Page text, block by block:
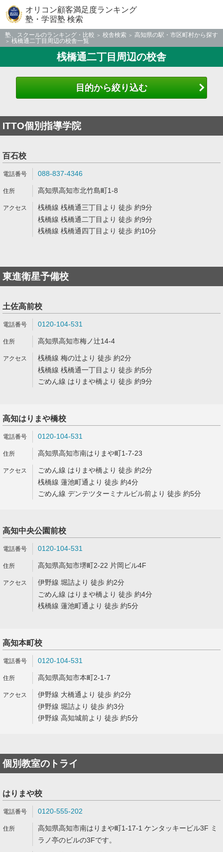
オリコン顧客満足度ランキング
塾・学習塾 検索
塾、スクールのランキング・比較 校舎検索
高知県の駅・市区町村から探す
桟橋通二丁目周辺の校舎一覧
桟橋通二丁目周辺の校舎
目的から絞り込む
ITTO個別指導学院
百石校
088-837-4346
高知県高知市北竹島町1-8
桟橋線 桟橋通三丁目より 徒歩 約9分
桟橋線 桟橋通二丁目より 徒歩 約9分
桟橋線 桟橋通四丁目より 徒歩 約10分
東進衛星予備校
土佐高前校
0120-104-531
高知県高知市梅ノ辻14-4
桟橋線 梅の辻より 徒歩 約2分
桟橋線 桟橋通一丁目より 徒歩 約5分
ごめん線 はりまや橋より 徒歩 約9分
高知はりまや橋校
0120-104-531
高知県高知市南はりまや町1-7-23
ごめん線 はりまや橋より 徒歩 約2分
桟橋線 蓮池町通より 徒歩 約4分
ごめん線 デンテツターミナルビル前より 徒歩 約5分
高知中央公園前校
0120-104-531
高知県高知市堺町2-22 片岡ビル4F
伊野線 堀詰より 徒歩 約2分
ごめん線 はりまや橋より 徒歩 約4分
桟橋線 蓮池町通より 徒歩 約5分
高知本町校
0120-104-531
高知県高知市本町2-1-7
伊野線 大橋通より 徒歩 約2分
伊野線 堀詰より 徒歩 約3分
伊野線 高知城前より 徒歩 約5分
個別教室のトライ
はりまや校
0120-555-202
高知県高知市南はりまや町1-17-1 ケンタッキービル3F ミ
ラノ亭のビルの3Fです。